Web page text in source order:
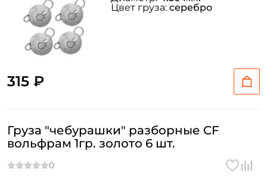
315 ₽
Цвет груза: серебро
Груза "чебурашки" разборные CF
вольфрам 1гр. золото 6 шт.